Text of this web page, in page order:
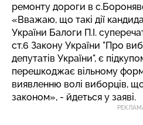
ремонту дороги в
«Вважаю, що такі дії
України Балоги П.І.
ст.6 Закону України "Про
депутатів України", є
перешкоджає вільному
виявленню волі виборців,
законом», - йдеться у заяві.